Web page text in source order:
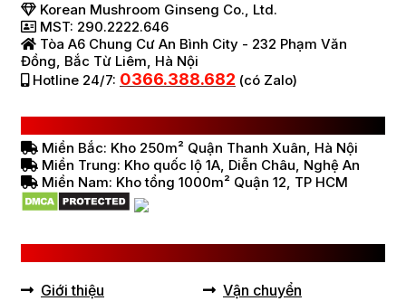
Korean Mushroom Ginseng Co., Ltd.
MST: 290.2222.646
Tòa A6 Chung Cư An Bình City - 232 Phạm Văn
Đồng, Bắc Từ Liêm, Hà Nội
Hotline 24/7: 0366.388.682 (có Zalo)
Miền Bắc: Kho 250m² Quận Thanh Xuân, Hà Nội
Miền Trung: Kho quốc lộ 1A, Diễn Châu, Nghệ An
Miền Nam: Kho tổng 1000m² Quận 12, TP HCM
Giới thiệu
Vận chuyển